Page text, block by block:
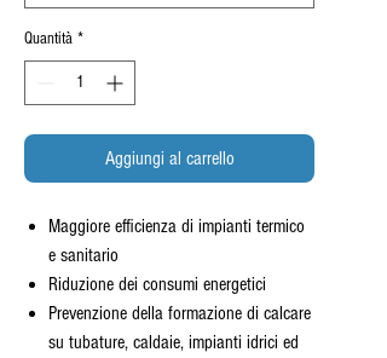
Quantità *
Aggiungi al carrello
Maggiore efficienza di impianti termico
e sanitario
Riduzione dei consumi energetici
Prevenzione della formazione di calcare
su tubature, caldaie, impianti idrici ed